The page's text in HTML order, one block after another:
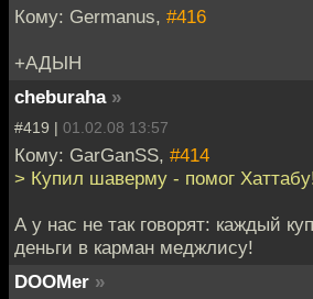
Кому: Germanus, #416
+АДЫН
cheburaha »
#419 | 01.02.08 13:57
Кому: GarGanSS, #414
> Купил шаверму - помог
А у нас не так говорят: каждый
деньги в карман меджлису!
DOOMer »